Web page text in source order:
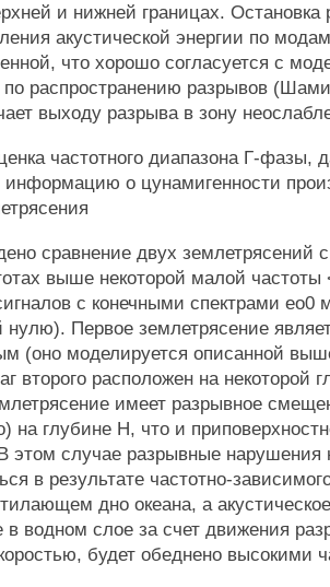
и нижней границах. Остановка
акустической энергии по
что хорошо согласуется с
по распространению разрывов
выходу разрыва в зону
частотного диапазона Г-фазы,
информацию о цунамигенности
сравнение двух землетрясений
выше некоторой малой
с конечными спектрами ео0
нулю). Первое землетрясение
(оно моделируется описанной
второго расположен на некоторой
имеет разрывное
на глубине Н, что и
этом случае разрывные нарушения
в результате частотно-
дно океана, а
водном слое за счет движения
будет обеднено высокими